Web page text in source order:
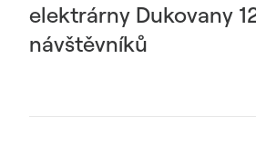
elektrárny Dukovany
návštěvníků